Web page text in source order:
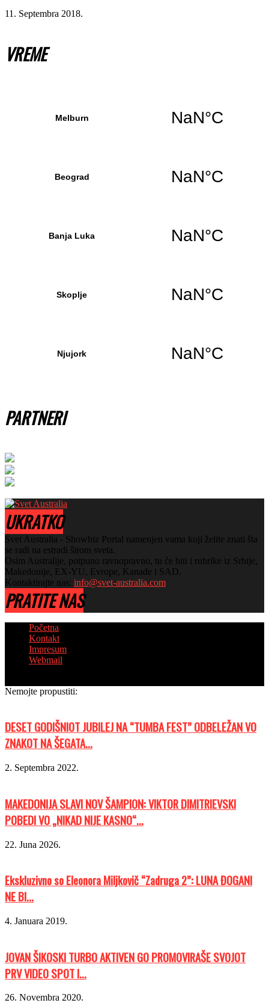
11. Septembra 2018.
VREME
PARTNERI
UKRATKO
Svet Australia - Showbiz Portal namenjen vama koji želite znati šta
se radi na estradi širom sveta.
Osim Australije, potpuno ravnopravno, tu će biti i rubrike iz Srbije,
Makedonije, EX-YU, Evrope, Kanade i SAD.
Kontaktirajte nas: info@svet-australia.com
PRATITE NAS
Početna
Kontakt
Impresum
Webmail
Nemojte propustiti:
DESET GODIŠNIOT JUBILEJ NA “TUMBA FEST” ODBELEŽAN VO
ZNAKOT NA ŠEGATA...
2. Septembra 2022.
MAKEDONIJA SLAVI NOV ŠAMPION: VIKTOR DIMITRIEVSKI
POBEDI VO „NIKAD NIJE KASNO“...
22. Juna 2026.
Ekskluzivno so Eleonora Miljkovič “Zadruga 2”: LUNA ĐOGANI
NE BI...
4. Januara 2019.
JOVAN ŠIKOSKI TURBO AKTIVEN GO PROMOVIRAŠE SVOJOT
PRV VIDEO SPOT I...
26. Novembra 2020.